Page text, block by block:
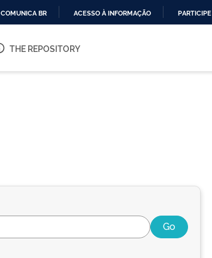
O
COMUNICA BR ACESSO À INFORMAÇÃO PARTICIPE
THE REPOSITORY